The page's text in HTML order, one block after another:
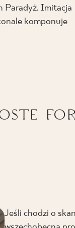
Paradyż. Imitacja
komponuje
Jeśli chodzi o